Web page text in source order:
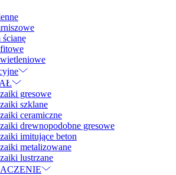
gresowe
szklane
ceramiczne
drewnopodobne gresowe
imitujące beton
metalizowane
lustrzane